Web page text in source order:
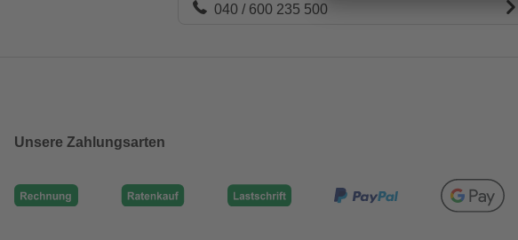
040 / 600 235 500
Unsere Zahlungsarten